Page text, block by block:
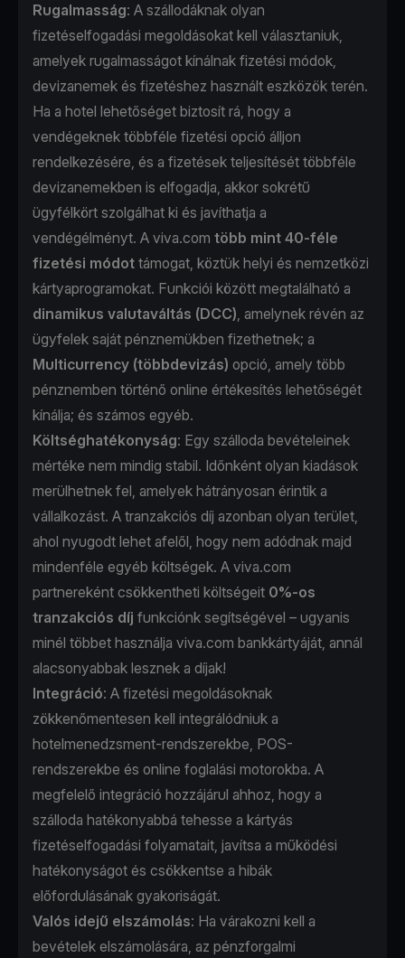
Rugalmasság: A szállodáknak olyan
fizetéselfogadási megoldásokat kell választaniuk,
amelyek rugalmasságot kínálnak fizetési módok,
devizanemek és fizetéshez használt eszközök terén.
Ha a hotel lehetőséget biztosít rá, hogy a
vendégeknek többféle fizetési opció álljon
rendelkezésére, és a fizetések teljesítését többféle
devizanemekben is elfogadja, akkor sokrétű
ügyfélkört szolgálhat ki és javíthatja a
vendégélményt. A viva.com több mint 40-féle
fizetési módot támogat, köztük helyi és nemzetközi
kártyaprogramokat. Funkciói között megtalálható a
dinamikus valutaváltás (DCC), amelynek révén az
ügyfelek saját pénznemükben fizethetnek; a
Multicurrency (többdevizás) opció, amely több
pénznemben történő online értékesítés lehetőségét
kínálja; és számos egyéb.
Költséghatékonyság: Egy szálloda bevételeinek
mértéke nem mindig stabil. Időnként olyan kiadások
merülhetnek fel, amelyek hátrányosan érintik a
vállalkozást. A tranzakciós díj azonban olyan terület,
ahol nyugodt lehet afelől, hogy nem adódnak majd
mindenféle egyéb költségek. A viva.com
partnereként csökkentheti költségeit 0%-os
tranzakciós díj funkciónk segítségével – ugyanis
minél többet használja viva.com bankkártyáját, annál
alacsonyabbak lesznek a díjak!
Integráció: A fizetési megoldásoknak
zökkenőmentesen kell integrálódniuk a
hotelmenedzsment-rendszerekbe, POS-
rendszerekbe és online foglalási motorokba. A
megfelelő integráció hozzájárul ahhoz, hogy a
szálloda hatékonyabbá tehesse a kártyás
fizetéselfogadási folyamatait, javítsa a működési
hatékonyságot és csökkentse a hibák
előfordulásának gyakoriságát.
Valós idejű elszámolás: Ha várakozni kell a
bevételek elszámolására, az pénzforgalmi